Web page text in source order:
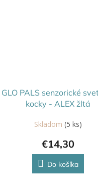
GLO PALS senzorické
kocky - ALEX žltá
Skladom (5 ks)
€14,30
Do košíka